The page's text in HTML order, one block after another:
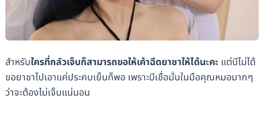
สำหรับใครที่กลัวเจ็บก็สามารถขอให้เค้าฉีดยาชาให้ได้นะคะ แต่บีไม่ได้
ขอยาชาไปเอาแค่ประคบเย็นก็พอ เพราะบีเชื่อมั่นในมือคุณหมอมากๆ
ว่าจะต้องไม่เจ็บแน่นอน